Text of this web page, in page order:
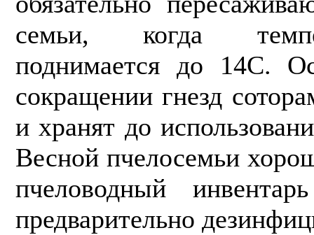
семьи, когда
поднимается до 14С.
сокра­щении гнезд
и хранят до
Весной пчелосемьи
пчеловодный
предварительно